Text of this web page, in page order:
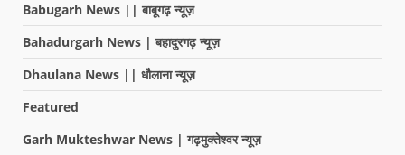
Babugarh News || बाबूगढ़ न्यूज़
Bahadurgarh News | बहादुरगढ़ न्यूज़
Dhaulana News || धौलाना न्यूज़
Featured
Garh Mukteshwar News | गढ़मुक्तेश्वर न्यूज़